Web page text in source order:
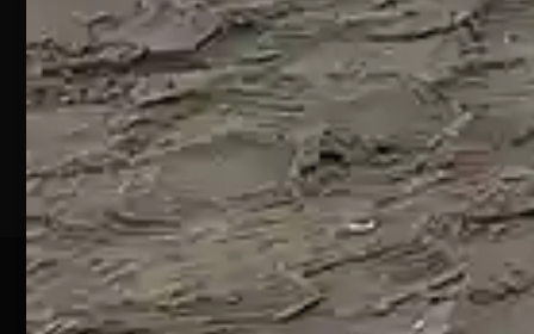
64028
Silvi
Marina
(TE)
P.Iva
01828920676
Pagamenti Sicuri